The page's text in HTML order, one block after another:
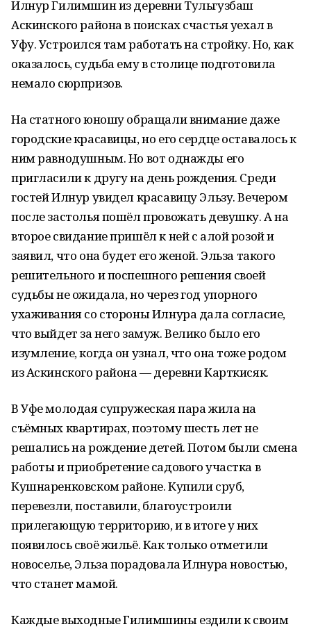
Илнур Гилимшин из деревни Тульгузбаш
Аскинского района в поисках счастья уехал в
Уфу. Устроился там работать на стройку. Но, как
оказалось, судьба ему в столице подготовила
немало сюрпризов.
На статного юношу обращали внимание даже
городские красавицы, но его сердце оставалось к
ним равнодушным. Но вот однажды его
пригласили к другу на день рождения. Среди
гостей Илнур увидел красавицу Эльзу. Вечером
после застолья пошёл провожать девушку. А на
второе свидание пришёл к ней с алой розой и
заявил, что она будет его женой. Эльза такого
решительного и поспешного решения своей
судьбы не ожидала, но через год упорного
ухаживания со стороны Илнура дала согласие,
что выйдет за него замуж. Велико было его
изумление, когда он узнал, что она тоже родом
из Аскинского района — деревни Карткисяк.
В Уфе молодая супружеская пара жила на
съёмных квартирах, поэтому шесть лет не
решались на рождение детей. Потом были смена
работы и приобретение садового участка в
Кушнаренковском районе. Купили сруб,
перевезли, поставили, благоустроили
прилегающую территорию, и в итоге у них
появилось своё жильё. Как только отметили
новоселье, Эльза порадовала Илнура новостью,
что станет мамой.
Каждые выходные Гилимшины ездили к своим